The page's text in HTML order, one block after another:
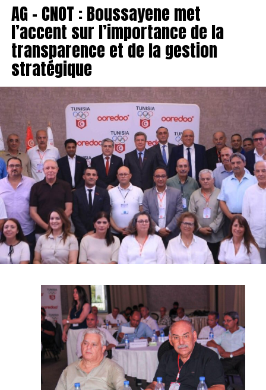
AG – CNOT : Boussayene met
l’accent sur l’importance de la
transparence et de la gestion
stratégique